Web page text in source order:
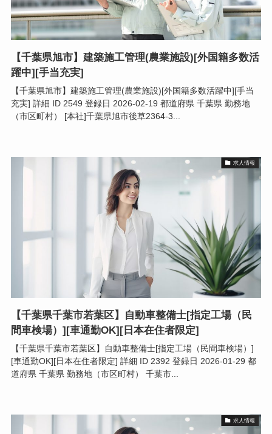
【千葉県旭市】建築施工管理(農業施設)[外国籍多数活
躍中][手当充実]
【千葉県旭市】建築施工管理(農業施設)[外国籍多数活躍中][手当
充実] 詳細 ID 2549 登録日 2026-02-19 都道府県 千葉県 勤務地
（市区町村） [本社]千葉県旭市後草2364-3...
求人情報
【千葉県千葉市若葉区】自動車整備士[指定工場（民
間車検場）][車通勤OK][日本在住者限定]
【千葉県千葉市若葉区】自動車整備士[指定工場（民間車検場）]
[車通勤OK][日本在住者限定] 詳細 ID 2392 登録日 2026-01-29 都
道府県 千葉県 勤務地（市区町村） 千葉市...
求人情報